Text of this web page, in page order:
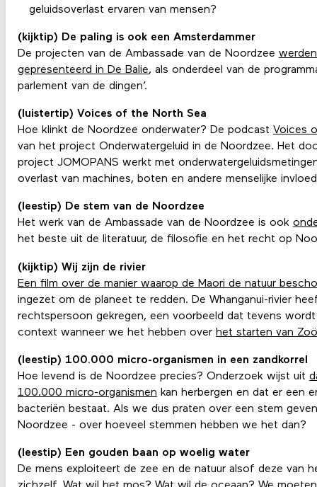
geluidsoverlast ervaren van mensen?
(kijktip) De paling is ook een Amsterdammer
De projecten van de Ambassade van de Noordzee
gepresenteerd in De Balie, als onderdeel van de
parlement van de dingen’.
(luistertip) Voices of the North Sea
Hoe klinkt de Noordzee onderwater? De podcast Voices
van het project Onderwatergeluid in de Noordzee. Het
project JOMOPANS werkt met
overlast van machines, boten en andere menselijke
(leestip) De stem van de Noordzee
Het werk van de Ambassade van de Noordzee is ook
het beste uit de literatuur, de filosofie en het recht op
(kijktip) Wij zijn de rivier
Een film over de manier waarop de Maori de natuur
ingezet om de planeet te redden. De Whanganui-rivier
rechtspersoon gekregen, een voorbeeld dat tevens wordt
context wanneer we het hebben over het starten van
(leestip) 100.000 micro-organismen in een zandkorrel
Hoe levend is de Noordzee precies? Onderzoek wijst uit
100.000 micro-organismen kan herbergen en dat er een
bacteriën bestaat. Als we dus praten over een stem
Noordzee - over hoeveel stemmen hebben we het dan?
(leestip) Een gouden baan op woelig water
De mens exploiteert de zee en de natuur alsof deze van